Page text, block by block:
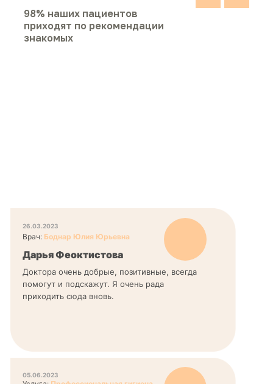
98% наших пациентов
приходят по рекомендации
знакомых
26.03.2023
Врач: Боднар Юлия Юрьевна
Дарья Феоктистова
Доктора очень добрые, позитивные, всегда
помогут и подскажут. Я очень рада
приходить сюда вновь.
05.06.2023